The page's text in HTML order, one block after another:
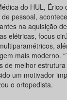
do HUL, Érico
pessoal,
na aquisição
elétricas, focus
mais moderno.
de melhor
um motivador
o ortopedista.